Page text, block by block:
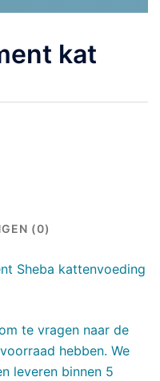
kat
(0)
Sheba kattenvoeding
te vragen naar de
hebben. We
leveren binnen 5